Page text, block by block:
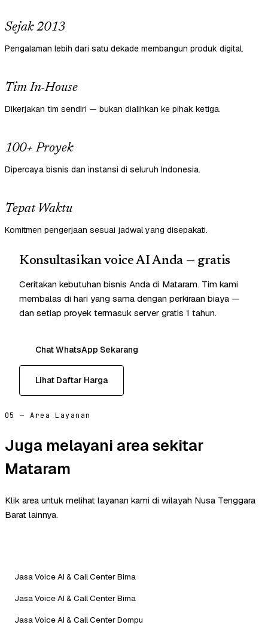
Sejak 2013
Pengalaman lebih dari satu dekade membangun produk digital.
Tim In-House
Dikerjakan tim sendiri — bukan dialihkan ke pihak ketiga.
100+ Proyek
Dipercaya bisnis dan instansi di seluruh Indonesia.
Tepat Waktu
Komitmen pengerjaan sesuai jadwal yang disepakati.
Konsultasikan voice AI Anda — gratis
Ceritakan kebutuhan bisnis Anda di Mataram. Tim kami
membalas di hari yang sama dengan perkiraan biaya —
dan setiap proyek termasuk server gratis 1 tahun.
Chat WhatsApp Sekarang
Lihat Daftar Harga
05 — Area Layanan
Juga melayani area sekitar
Mataram
Klik area untuk melihat layanan kami di wilayah Nusa Tenggara
Barat lainnya.
Jasa Voice AI & Call Center Bima
Jasa Voice AI & Call Center Bima
Jasa Voice AI & Call Center Dompu